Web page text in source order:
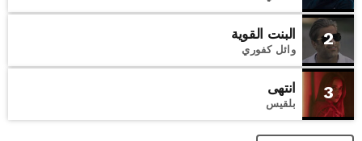
2 البنت القوية
وائل كفوري
3 انتهى
بلقيس